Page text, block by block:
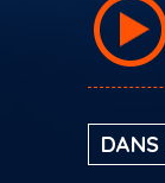
DANS